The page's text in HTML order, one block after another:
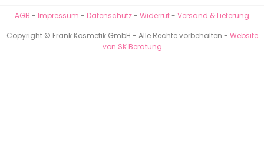
AGB - Impressum - Datenschutz- Widerruf- Versand & Lieferung
Copyright © Frank Kosmetik GmbH - Alle Rechte vorbehalten - Website
von SK Beratung